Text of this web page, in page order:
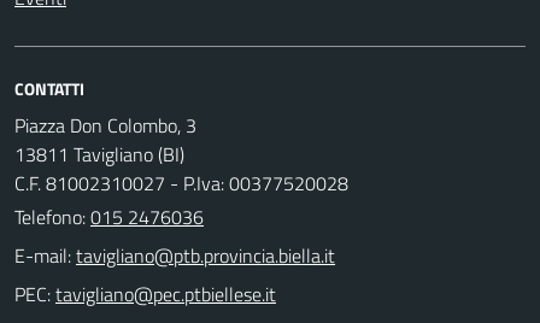
CONTATTI
Piazza Don Colombo, 3
13811 Tavigliano (BI)
C.F. 81002310027 - P.Iva: 00377520028
Telefono:015 2476036
E-mail:
PEC: